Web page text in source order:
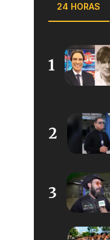
24 HORAS
1
2
3